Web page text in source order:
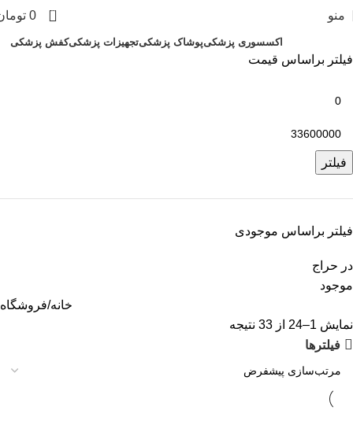
منو 0
0
اکسسوری پزشکیپوشاک پزشکیتجهیزات پزشکیکفش پزشکی
فیلتر براساس قیمت
فیلتر
فیلتر براساس موجودی
در حراج
موجود
خانه فروشگاه
نمایش 1–24 از 33 نتیجه
فیلتر‌ها